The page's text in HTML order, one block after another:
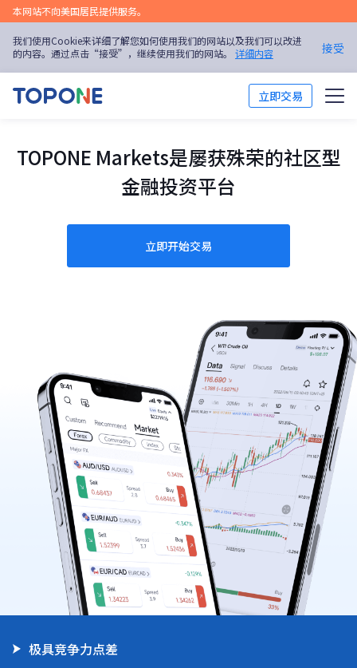
本网站不向美国居民提供服务。
我们使用Cookie来详细了解您如何使用我们的网站以及我们可以改进
的内容。通过点击“接受”，继续使用我们的网站。 详细内容 接受
立即交易
Trader Partners
TOPONE Markets是屡获殊荣的社区型
金融投资平台
立即开始交易
极具竞争力点差